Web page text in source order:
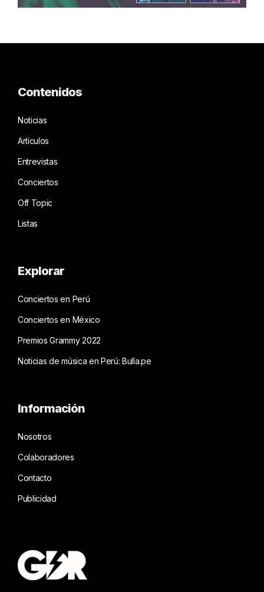
Contenidos
Noticias
Artículos
Entrevistas
Conciertos
Off Topic
Listas
Explorar
Conciertos en Perú
Conciertos en México
Premios Grammy 2022
Noticias de música en Perú: Bulla.pe
Información
Nosotros
Colaboradores
Contacto
Publicidad